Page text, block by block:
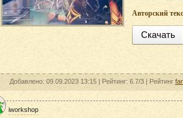
Авторский
Скачать
Добавлено: 09.09.2023 13:15 | Рейтинг: 6.7/3 | Рейтинг
iworkshop